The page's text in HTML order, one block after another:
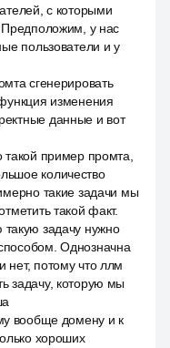
с которыми
Предположим, у нас
пользователи и у
сгенерировать
изменения
данные и вот
пример промта,
количество
такие задачи мы
такой факт.
задачу нужно
Однозначна
потому что ллм
задачу, которую мы
вообще домену и к
хороших